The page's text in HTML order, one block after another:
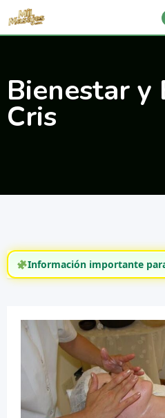
Saltar
Bienestar y
Cris
Información importante